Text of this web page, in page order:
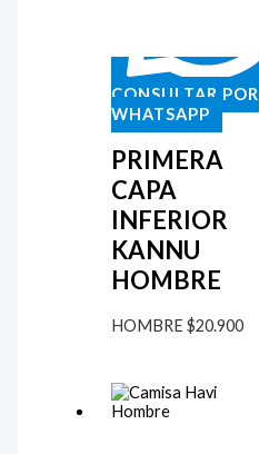
CONSULTAR POR
WHATSAPP
PRIMERA
CAPA
INFERIOR
KANNU
HOMBRE
HOMBRE $20.900